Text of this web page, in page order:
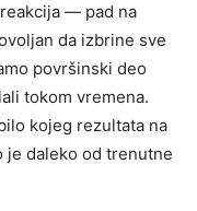
— pad na
da izbrine sve
površinski deo
tokom vremena.
kojeg rezultata na
je daleko od trenutne